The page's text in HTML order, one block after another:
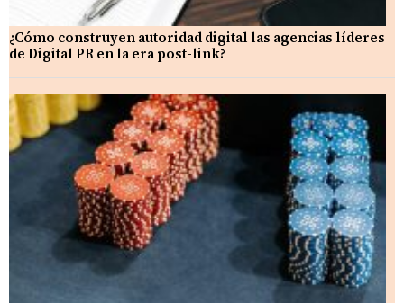
¿Cómo construyen autoridad digital las agencias líderes
de Digital PR en la era post-link?